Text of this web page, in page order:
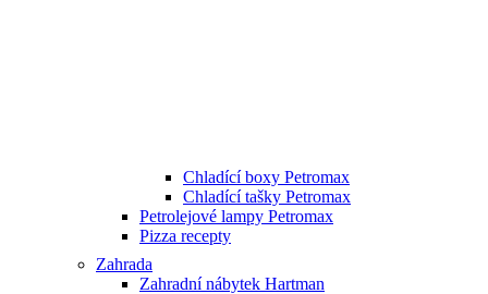
Chladící boxy Petromax
Chladící tašky Petromax
Petrolejové lampy Petromax
Pizza recepty
Zahrada
Zahradní nábytek Hartman